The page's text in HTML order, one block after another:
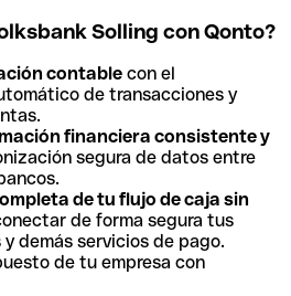
Solling con Qonto?
contable con el
de transacciones y
financiera consistente y
segura de datos entre
de tu flujo de caja sin
de forma segura tus
demás servicios de pago.
de tu empresa con